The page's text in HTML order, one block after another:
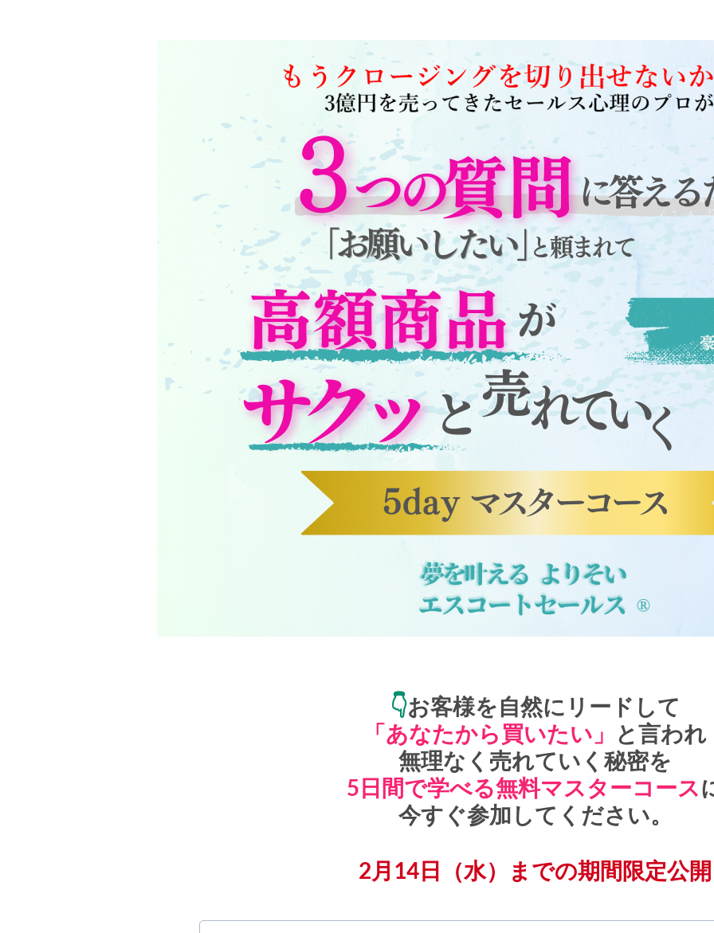
👇お客様を自然にリードして
「あなたから買いたい」 と言われ
無理なく売れていく秘密を
5日間で学べる無料マスターコース
今すぐ参加してください。
2月14日（水）までの期間限定公開